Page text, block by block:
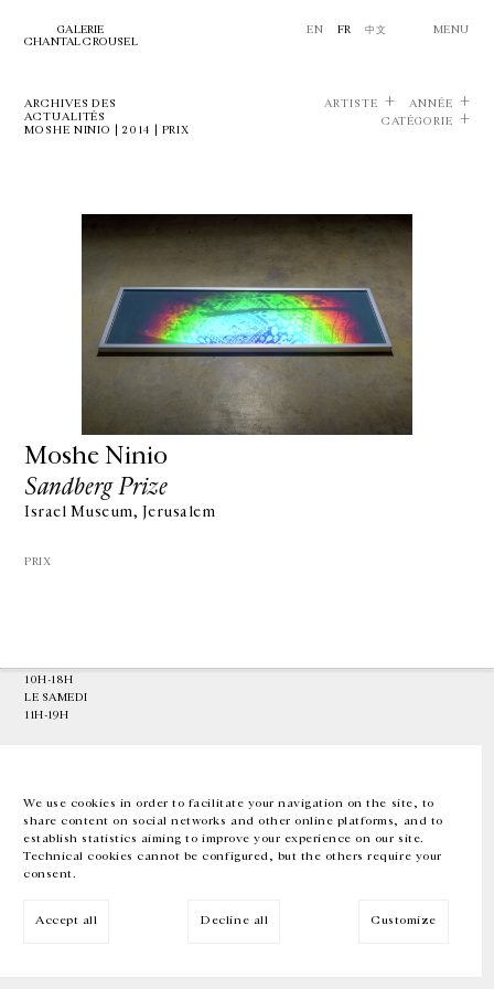
We use cookies in order to facilitate your navigation on the site, to
share content on social networks and other online platforms, and to
establish statistics aiming to improve your experience on our site.
Technical cookies cannot be configured, but the others require your
consent.
Accept all Decline all Customize
GALERIE
CHANTAL CROUSEL
EN FR 中文 MENU
ARCHIVES DES
ACTUALITÉS
MOSHE NINIO | 2014 | PRIX
ARTISTE
ANNÉE
CATÉGORIE
Moshe Ninio
Sandberg Prize
Israel Museum, Jerusalem
PRIX
10 RUE CHARLOT, 75003 PARIS
10H-18H
LE SAMEDI
11H-19H
EN FR 中文 Facebook Instagram
Inscrivez-vous à notre newsletter